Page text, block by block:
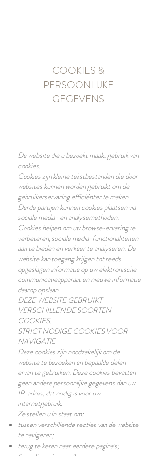
COOKIES &
PERSOONLIJKE
GEGEVENS
De website die u bezoekt maakt gebruik van
cookies.
Cookies zijn kleine tekstbestanden die door
websites kunnen worden gebruikt om de
gebruikerservaring efficiënter te maken.
Derde partijen kunnen cookies plaatsen via
sociale media- en analysemethoden.
Cookies helpen om uw browse-ervaring te
verbeteren, sociale media-functionaliteiten
aan te bieden en verkeer te analyseren. De
website kan toegang krijgen tot reeds
opgeslagen informatie op uw elektronische
communicatieapparaat en nieuwe informatie
daarop opslaan.
DEZE WEBSITE GEBRUIKT
VERSCHILLENDE SOORTEN
COOKIES.
STRICT NODIGE COOKIES VOOR
NAVIGATIE
Deze cookies zijn noodzakelijk om de
website te bezoeken en bepaalde delen
ervan te gebruiken. Deze cookies bevatten
geen andere persoonlijke gegevens dan uw
IP-adres, dat nodig is voor uw
internetgebruik.
Ze stellen u in staat om:
tussen verschillende secties van de website
te navigeren;
terug te keren naar eerdere pagina's;